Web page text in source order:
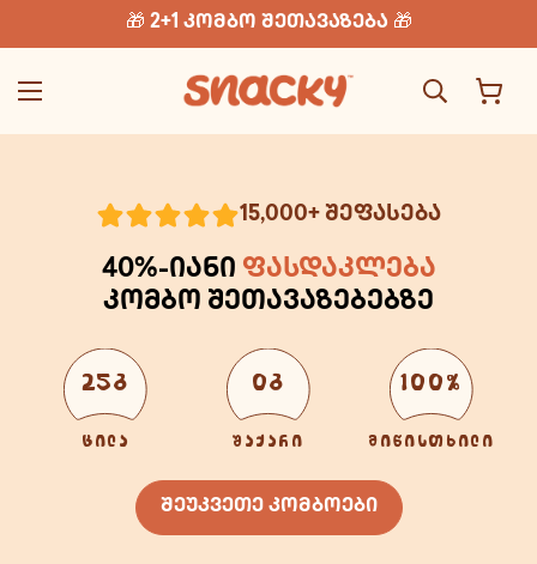
🎁 2+1 კომბო შეთავაზება 🎁
15,000+ შეფასება
40%-იანი ფასდაკლება
კომბო შეთავაზებებზე
25გ
ცილა
0გ
შაქარი
100%
მიწისთხილი
შეუკვეთე კომბოები